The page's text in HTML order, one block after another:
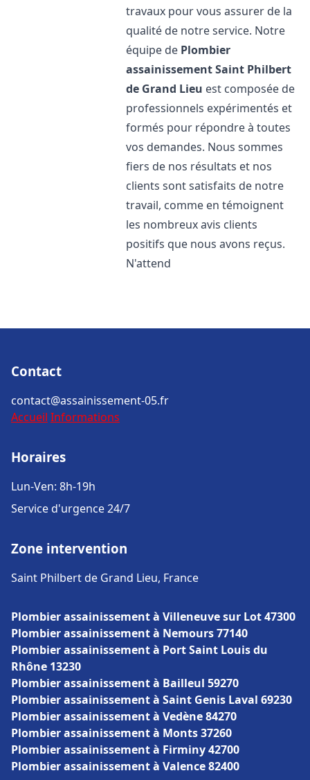
travaux pour vous assurer de la
qualité de notre service. Notre
équipe de Plombier
assainissementSaint Philbert
de Grand Lieu est composée de
professionnels expérimentés et
formés pour répondre à toutes
vos demandes. Nous sommes
fiers de nos résultats et nos
clients sont satisfaits de notre
travail, comme en témoignent
les nombreux avis clients
positifs que nous avons reçus.
N'attend
Contact
contact@assainissement-05.fr
Accueil Informations
Horaires
Lun-Ven: 8h-19h
Service d'urgence 24/7
Zone intervention
Saint Philbert de Grand Lieu, France
Plombier assainissement à Villeneuve sur Lot 47300
Plombier assainissement à Nemours 77140
Plombier assainissement à Port Saint Louis du
Rhône 13230
Plombier assainissement à Bailleul 59270
Plombier assainissement à Saint Genis Laval 69230
Plombier assainissement à Vedène 84270
Plombier assainissement à Monts 37260
Plombier assainissement à Firminy 42700
Plombier assainissement à Valence 82400